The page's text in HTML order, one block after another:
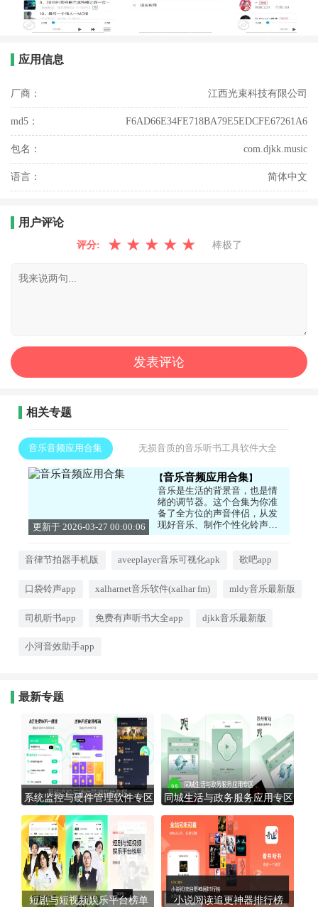
应用信息
厂商： 江西光束科技有限公司
md5： F6AD66E34FE718BA79E5EDCFE67261A6
包名： com.djkk.music
语言： 简体中文
用户评论
评分: ★ ★ ★ ★ ★ 棒极了
相关专题
音乐音频应用合集 无损音质的音乐听书工具软件大全
更新于 2026-03-27 00:00:06
音乐音频应用合集
音乐是生活的背景音，也是情
绪的调节器。这个合集为你准
备了全方位的声音伴侣，从发
现好音乐、制作个性化铃声，
到畅听有声书和播客。收录全
曲库，能根据你的心情和场景
朵“阅读”，丰富的听书铃声工
知识、聆听故事。此外，你还
可以轻松剪辑喜欢的音乐片
音律节拍器手机版 aveeplayer音乐可视化apk 歌吧app
口袋铃声app xalharnet音乐软件(xalhar fm) mldy音乐最新版
司机听书app 免费有声听书大全app djkk音乐最新版
小河音效助手app
最新专题
系统监控与硬件管理软件专区 同城生活与政务服务应用专区
短剧与短视频娱乐平台榜单 小说阅读追更神器排行榜